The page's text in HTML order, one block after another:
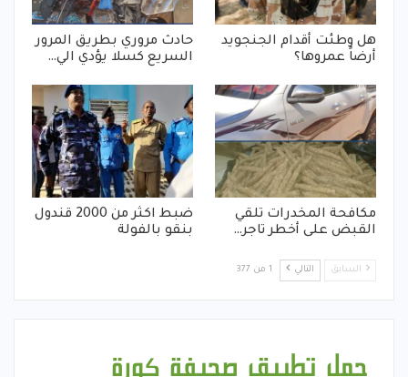
هل وطئت أقدام الجنجويد
أرضاً عمروها؟
حادث مروري بطريق المرور
السريع كسلا يؤدي الي…
مكافحة المخدرات تلقي
القبض على أخطر تاجر…
ضبط اكثر من 2000 قندول
بنقو بالفولة
السابق التالي 1 من 377